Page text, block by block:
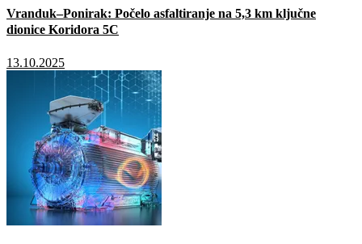
Vranduk–Ponirak: Počelo asfaltiranje na 5,3 km ključne
dionice Koridora 5C
13.10.2025